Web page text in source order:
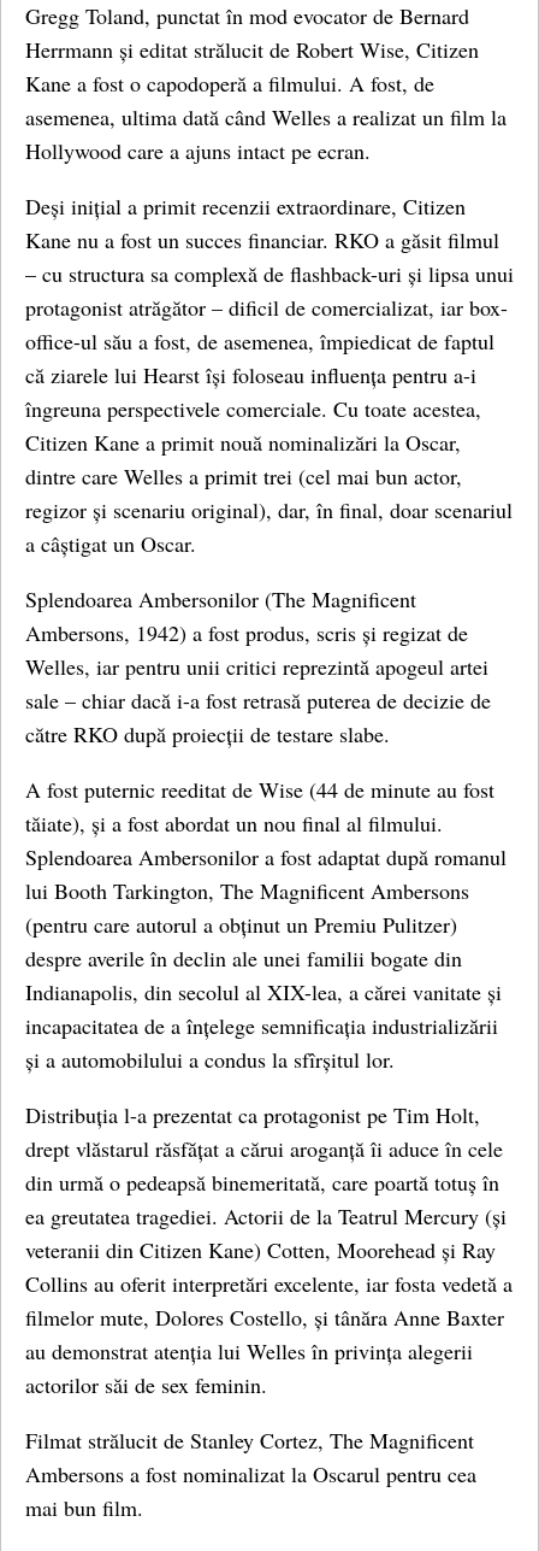
Gregg Toland, punctat în mod evocator de Bernard
Herrmann și editat strălucit de Robert Wise, Citizen
Kane a fost o capodoperă a filmului. A fost, de
asemenea, ultima dată când Welles a realizat un film la
Hollywood care a ajuns intact pe ecran.
Deși inițial a primit recenzii extraordinare, Citizen
Kane nu a fost un succes financiar. RKO a găsit filmul
– cu structura sa complexă de flashback-uri și lipsa unui
protagonist atrăgător – dificil de comercializat, iar box-
office-ul său a fost, de asemenea, împiedicat de faptul
că ziarele lui Hearst își foloseau influența pentru a-i
îngreuna perspectivele comerciale. Cu toate acestea,
Citizen Kane a primit nouă nominalizări la Oscar,
dintre care Welles a primit trei (cel mai bun actor,
regizor și scenariu original), dar, în final, doar scenariul
a câștigat un Oscar.
Splendoarea Ambersonilor (The Magnificent
Ambersons, 1942) a fost produs, scris și regizat de
Welles, iar pentru unii critici reprezintă apogeul artei
sale – chiar dacă i-a fost retrasă puterea de decizie de
către RKO după proiecții de testare slabe.
A fost puternic reeditat de Wise (44 de minute au fost
tăiate), și a fost abordat un nou final al filmului.
Splendoarea Ambersonilor a fost adaptat după romanul
lui Booth Tarkington, The Magnificent Ambersons
(pentru care autorul a obținut un Premiu Pulitzer)
despre averile în declin ale unei familii bogate din
Indianapolis, din secolul al XIX-lea, a cărei vanitate și
incapacitatea de a înțelege semnificația industrializării
și a automobilului a condus la sfîrșitul lor.
Distribuția l-a prezentat ca protagonist pe Tim Holt,
drept vlăstarul răsfățat a cărui aroganță îi aduce în cele
din urmă o pedeapsă binemeritată, care poartă totuș în
ea greutatea tragediei. Actorii de la Teatrul Mercury (și
veteranii din Citizen Kane) Cotten, Moorehead și Ray
Collins au oferit interpretări excelente, iar fosta vedetă a
filmelor mute, Dolores Costello, și tânăra Anne Baxter
au demonstrat atenția lui Welles în privința alegerii
actorilor săi de sex feminin.
Filmat strălucit de Stanley Cortez, The Magnificent
Ambersons a fost nominalizat la Oscarul pentru cea
mai bun film.